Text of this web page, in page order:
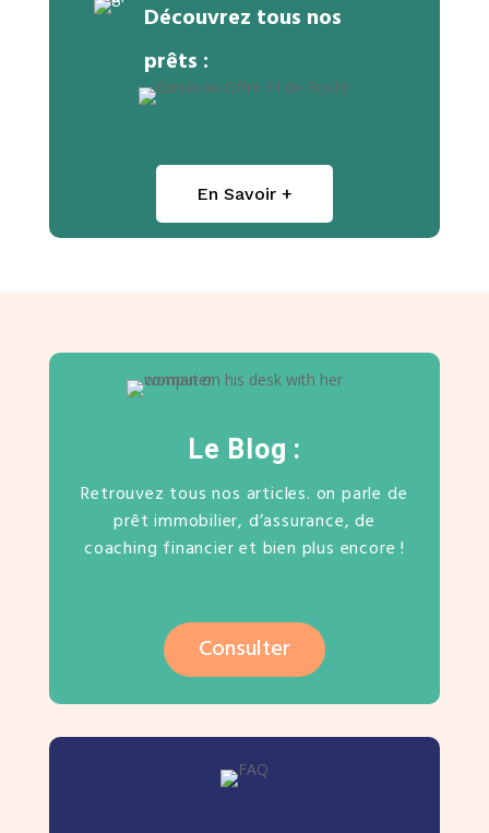
Découvrez tous nos
prêts :
En Savoir +
Le Blog :
Retrouvez tous nos articles. on parle de
prêt immobilier, d’assurance, de
coaching financier et bien plus encore !
Consulter